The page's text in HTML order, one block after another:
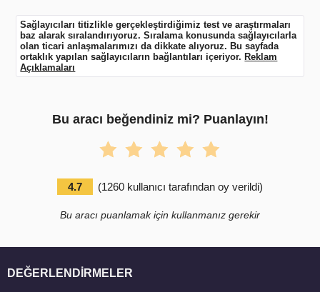
Sağlayıcıları titizlikle gerçekleştirdiğimiz test ve araştırmaları
baz alarak sıralandırıyoruz. Sıralama konusunda sağlayıcılarla
olan ticari anlaşmalarımızı da dikkate alıyoruz. Bu sayfada
ortaklık yapılan sağlayıcıların bağlantıları içeriyor. Reklam
Açıklamaları
Bu aracı beğendiniz mi? Puanlayın!
4.7 (1260 kullanıcı tarafından oy verildi)
Bu aracı puanlamak için kullanmanız gerekir
DEĞERLENDIRMELER